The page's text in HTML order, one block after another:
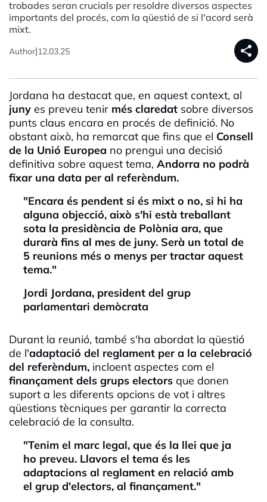
trobades seran crucials per resoldre diversos aspectes
importants del procés, com la qüestió de si l'acord serà
mixt.
Author|12.03.25 share
Jordana ha destacat que, en aquest context, al
juny es preveu tenir més claredat sobre diversos
punts claus encara en procés de definició. No
obstant això, ha remarcat que fins que el Consell
de la Unió Europea no prengui una decisió
definitiva sobre aquest tema, Andorra no podrà
fixar una data per al referèndum.
"Encara és pendent si és mixt o no, si hi ha
alguna objecció, això s'hi està treballant
sota la presidència de Polònia ara, que
durarà fins al mes de juny. Serà un total de
5 reunions més o menys per tractar aquest
tema."
Jordi Jordana, president del grup
parlamentari demòcrata
Durant la reunió, també s'ha abordat la qüestió
de l'adaptació del reglament per a la celebració
del referèndum, incloent aspectes com el
finançament dels grups electors que donen
suport a les diferents opcions de vot i altres
qüestions tècniques per garantir la correcta
celebració de la consulta.
"Tenim el marc legal, que és la llei que ja
ho preveu. Llavors el tema és les
adaptacions al reglament en relació amb
el grup d'electors, al finançament."